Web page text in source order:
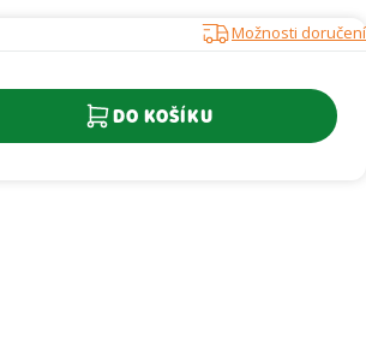
Možnosti doručení
DO KOŠÍKU